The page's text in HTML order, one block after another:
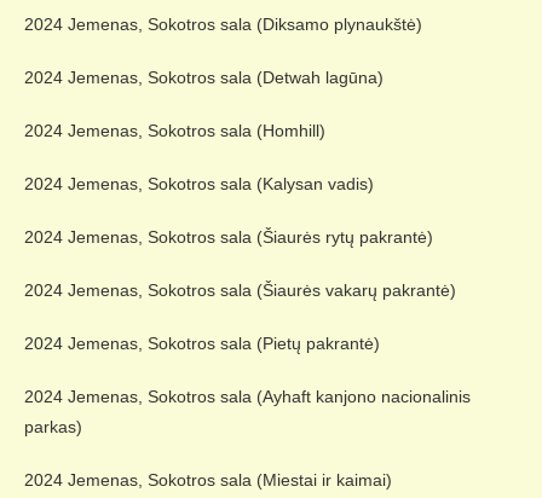
2024 Jemenas, Sokotros sala (Diksamo plynaukštė)
2024 Jemenas, Sokotros sala (Detwah lagūna)
2024 Jemenas, Sokotros sala (Homhill)
2024 Jemenas, Sokotros sala (Kalysan vadis)
2024 Jemenas, Sokotros sala (Šiaurės rytų pakrantė)
2024 Jemenas, Sokotros sala (Šiaurės vakarų pakrantė)
2024 Jemenas, Sokotros sala (Pietų pakrantė)
2024 Jemenas, Sokotros sala (Ayhaft kanjono nacionalinis
parkas)
2024 Jemenas, Sokotros sala (Miestai ir kaimai)